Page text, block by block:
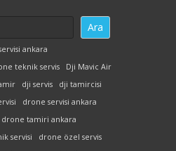
Ara
ankara
teknik servis
Dji Mavic Air
dji servis
dji tamircisi
drone servisi ankara
drone tamiri ankara
servisi
drone özel servis